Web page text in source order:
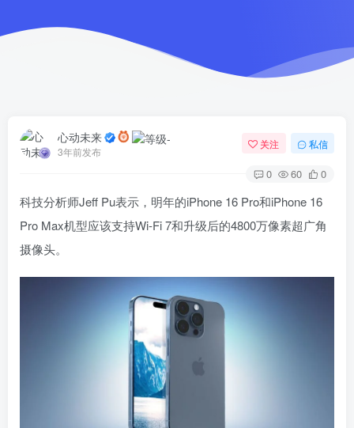
心动未来
3年前发布
关注 私信
0 60 0
科技分析师Jeff Pu表示，明年的iPhone 16 Pro和iPhone 16
Pro Max机型应该支持Wi-Fi 7和升级后的4800万像素超广角
摄像头。